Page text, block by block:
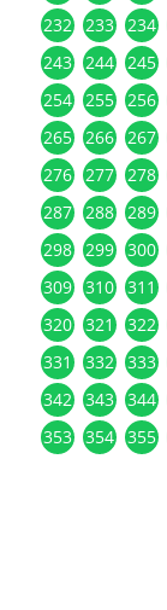
232 233 234
243 244 245
254 255 256
265 266 267
276 277 278
287 288 289
298 299 300
309 310 311
320 321 322
331 332 333
342 343 344
353 354 355